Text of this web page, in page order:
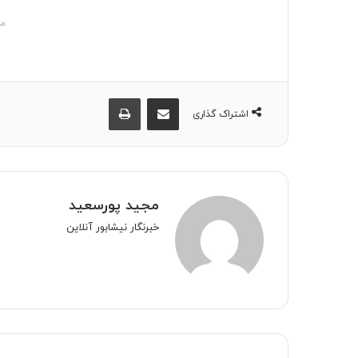
اشتراک گذاری
مجید پورسعید
خبرنگار نیشابور آنلاین